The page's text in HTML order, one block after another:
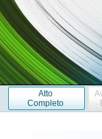
Atto
Completo